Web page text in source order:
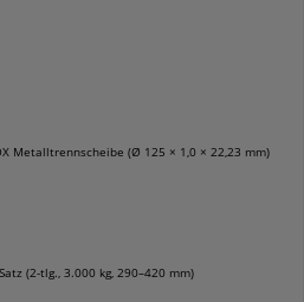
Metalltrennscheibe (Ø 125 × 1,0 × 22,23 mm)
(2-tlg., 3.000 kg, 290–420 mm)